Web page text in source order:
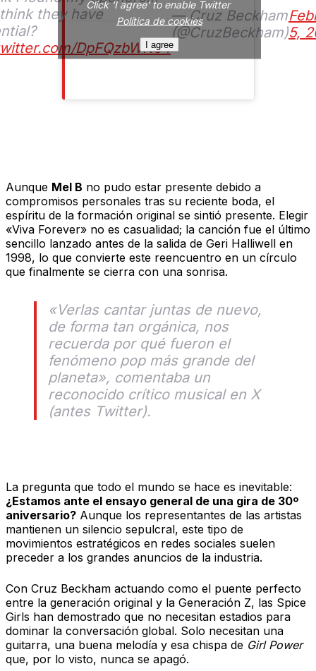
they have
DpFQzbWN64
— Cruz Beckham
(@CruzBeckham)5,
Click 'I agree' to enable Twitter
Política de cookies
I agree
Aunque Mel B no pudo estar presente debido a
compromisos personales tras su reciente boda, el
espíritu de la formación original se sintió presente. Elegir
«Viva Forever» no es casualidad; la canción fue el último
sencillo lanzado antes de la salida de Geri Halliwell en
1998, lo que convierte este reencuentro en un círculo
que finalmente se cierra con una sonrisa.
«Verlas cantar juntas de nuevo,
de forma tan orgánica, nos
recuerda por qué fueron el
fenómeno pop más grande del
planeta», comentaba un
reconocido crítico musical en X
(antes Twitter).
La pregunta que todo el mundo se hace es inevitable:
¿Estamos ante el ensayo general de una gira de 30º
aniversario? Aunque los representantes de las artistas
mantienen un silencio sepulcral, este tipo de
movimientos estratégicos en redes sociales suelen
preceder a los grandes anuncios de la industria.
Con Cruz Beckham actuando como el puente perfecto
entre la generación original y la Generación Z, las Spice
Girls han demostrado que no necesitan estadios para
dominar la conversación global. Solo necesitan una
guitarra, una buena melodía y esa chispa de Girl Power
que, por lo visto, nunca se apagó.